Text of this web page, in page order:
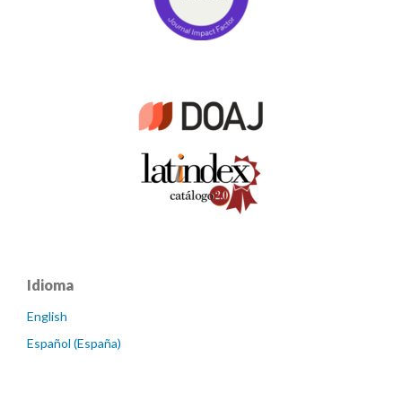
Idioma
English
Español (España)